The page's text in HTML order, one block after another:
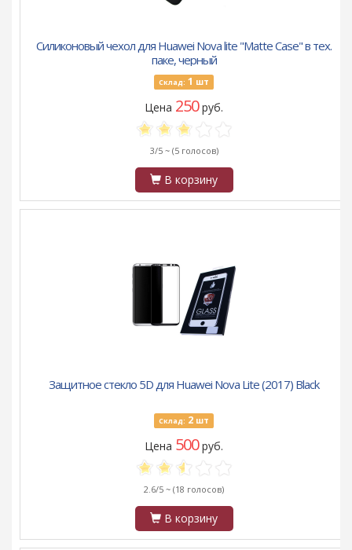
Силиконовый чехол для Huawei Nova lite "Matte Case" в тех.
паке, черный
Склад: 1 шт
Цена 250руб.
3/5 ~ (5 голосов)
В корзину
Защитное стекло 5D для Huawei Nova Lite (2017) Black
Склад: 2 шт
Цена 500руб.
2.6/5 ~ (18 голосов)
В корзину